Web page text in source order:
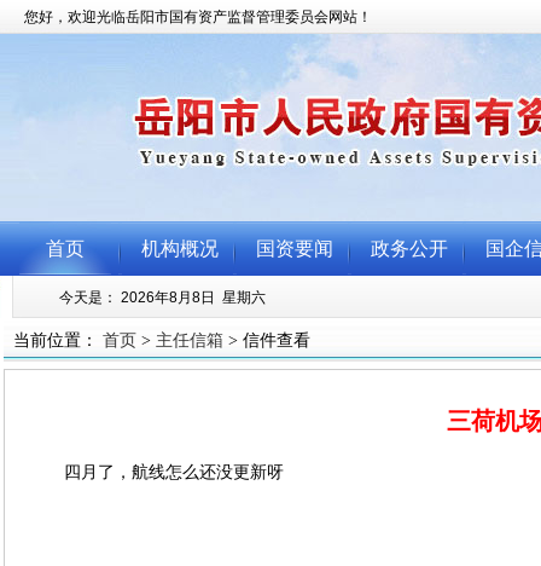
当前位置： 首页 > 主任信箱 > 信件查看
三荷机
四月了，航线怎么还没更新呀